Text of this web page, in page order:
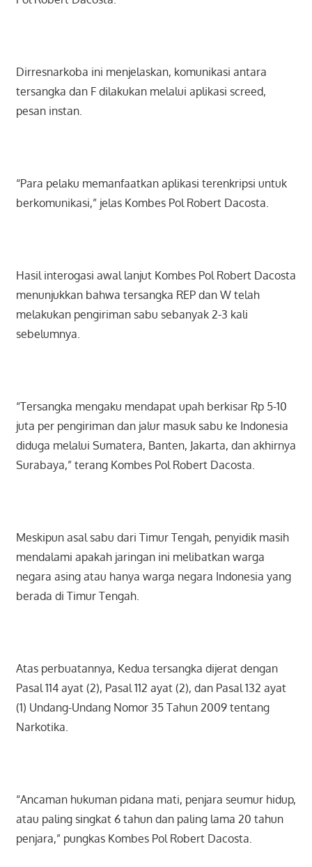
Dirresnarkoba ini menjelaskan, komunikasi antara
tersangka dan F dilakukan melalui aplikasi screed,
pesan instan.
“Para pelaku memanfaatkan aplikasi terenkripsi untuk
berkomunikasi,” jelas Kombes Pol Robert Dacosta.
Hasil interogasi awal lanjut Kombes Pol Robert Dacosta
menunjukkan bahwa tersangka REP dan W telah
melakukan pengiriman sabu sebanyak 2-3 kali
sebelumnya.
“Tersangka mengaku mendapat upah berkisar Rp 5-10
juta per pengiriman dan jalur masuk sabu ke Indonesia
diduga melalui Sumatera, Banten, Jakarta, dan akhirnya
Surabaya,” terang Kombes Pol Robert Dacosta.
Meskipun asal sabu dari Timur Tengah, penyidik masih
mendalami apakah jaringan ini melibatkan warga
negara asing atau hanya warga negara Indonesia yang
berada di Timur Tengah.
Atas perbuatannya, Kedua tersangka dijerat dengan
Pasal 114 ayat (2), Pasal 112 ayat (2), dan Pasal 132 ayat
(1) Undang-Undang Nomor 35 Tahun 2009 tentang
Narkotika.
“Ancaman hukuman pidana mati, penjara seumur hidup,
atau paling singkat 6 tahun dan paling lama 20 tahun
penjara,” pungkas Kombes Pol Robert Dacosta.